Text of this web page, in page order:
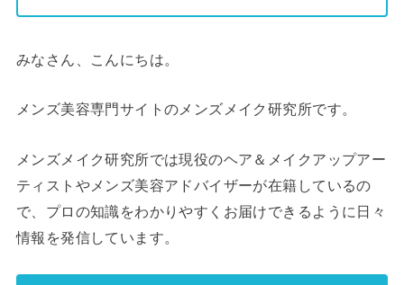
みなさん、こんにちは。
メンズ美容専門サイトのメンズメイク研究所です。
メンズメイク研究所では現役のヘア＆メイクアップアー
ティストやメンズ美容アドバイザーが在籍しているの
で、プロの知識をわかりやすくお届けできるように日々
情報を発信しています。